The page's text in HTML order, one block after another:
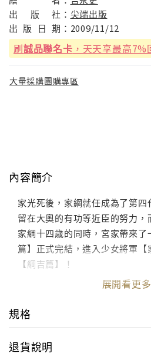
出
版 社： 尖端出版
出 版 日 期： 2009/11/12
刷誠品聯名卡 ，天天享最高7%
大量採購團購專區
內容簡介
家光死後，家綱就任成為了第四
留在大奧的有功等近臣的努力，
家綱十四歳的同時，宮家帶來
篇】正式完結，進入少女將軍【
【綱吉篇】！
展開看更多
規格
退貨說明